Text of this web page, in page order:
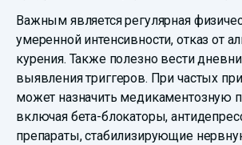
Важным является регулярная
умеренной интенсивности, отказ от
курения. Также полезно вести
выявления триггеров. При частых
может назначить медикаментозную
включая бета-блокаторы,
препараты, стабилизирующие